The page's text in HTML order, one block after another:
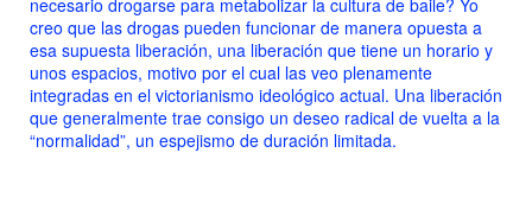
necesario drogarse para metabolizar la cultura de baile? Yo
creo que las drogas pueden funcionar de manera opuesta a
esa supuesta liberación, una liberación que tiene un horario y
unos espacios, motivo por el cual las veo plenamente
integradas en el victorianismo ideológico actual. Una liberación
que generalmente trae consigo un deseo radical de vuelta a la
“normalidad”, un espejismo de duración limitada.